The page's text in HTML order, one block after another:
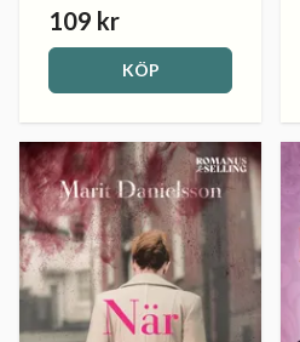
109 kr
KÖP